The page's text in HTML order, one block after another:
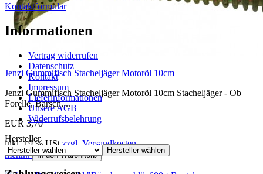
Jenzi Gummifisch Stacheljäger Motoröl 10cm
Jenzi Gummifisch Stacheljäger Motoröl 10cm Stacheljäger - Ob
Forelle, Barsch,...
EUR 3,70
inkl. 19 % UStzzgl. Versandkosten
mehr... In den Warenkorb
Kontaktformular
Informationen
Vertrag widerrufen
Datenschutz
Kontakt
Impressum
Lieferinformationen
Unsere AGB
Widerrufsbelehrung
Hersteller
Hersteller wählen